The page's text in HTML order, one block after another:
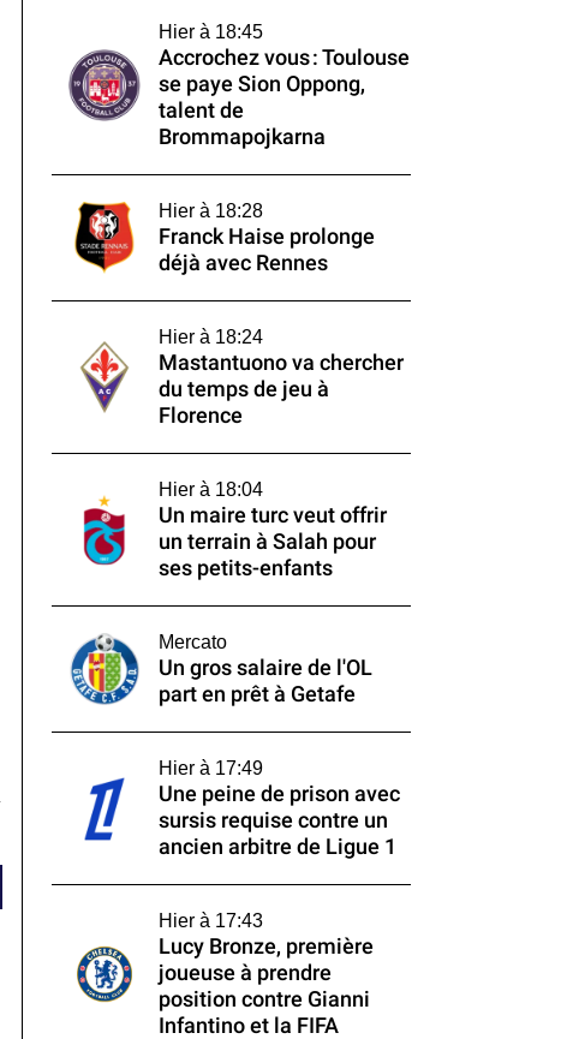
Hier à 18:45
Accrochez vous : Toulouse
se paye Sion Oppong,
talent de
Brommapojkarna
Hier à 18:28
Franck Haise prolonge
déjà avec Rennes
Hier à 18:24
Mastantuono va chercher
du temps de jeu à
Florence
Hier à 18:04
Un maire turc veut offrir
un terrain à Salah pour
ses petits-enfants
Mercato
Un gros salaire de l'OL
part en prêt à Getafe
Hier à 17:49
Une peine de prison avec
sursis requise contre un
ancien arbitre de Ligue 1
Hier à 17:43
Lucy Bronze, première
joueuse à prendre
position contre Gianni
Infantino et la FIFA